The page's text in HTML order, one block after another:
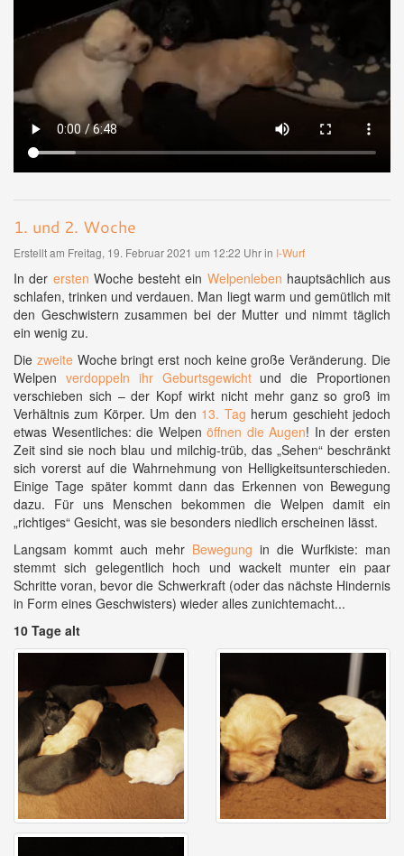
1. und 2. Woche
Erstellt am Freitag, 19. Februar 2021 um 12:22 Uhr in I-Wurf
In der ersten Woche besteht ein Welpenleben hauptsächlich aus
schlafen, trinken und verdauen. Man liegt warm und gemütlich mit
den Geschwistern zusammen bei der Mutter und nimmt täglich
ein wenig zu.
Die zweiteWoche bringt erst noch keine große Veränderung. Die
Welpen verdoppeln ihr Geburtsgewichtund die Proportionen
verschieben sich – der Kopf wirkt nicht mehr ganz so groß im
Verhältnis zum Körper. Um den 13. Tag herum geschieht jedoch
etwas Wesentliches: die Welpenöffnen die Augen! In der ersten
Zeit sind sie noch blau und milchig-trüb, das „Sehen“ beschränkt
sich vorerst auf die Wahrnehmung von Helligkeitsunterschieden.
Einige Tage später kommt dann das Erkennen von Bewegung
dazu. Für uns Menschen bekommen die Welpen damit ein
„richtiges“ Gesicht, was sie besonders niedlich erscheinen lässt.
Langsam kommt auch mehr Bewegung in die Wurfkiste: man
stemmt sich gelegentlich hoch und wackelt munter ein paar
Schritte voran, bevor die Schwerkraft (oder das nächste Hindernis
in Form eines Geschwisters) wieder alles zunichtemacht...
10 Tage alt